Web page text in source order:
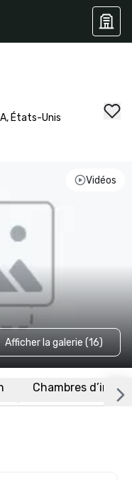
États-Unis
Vidéos
Afficher la galerie (16)
Chambres